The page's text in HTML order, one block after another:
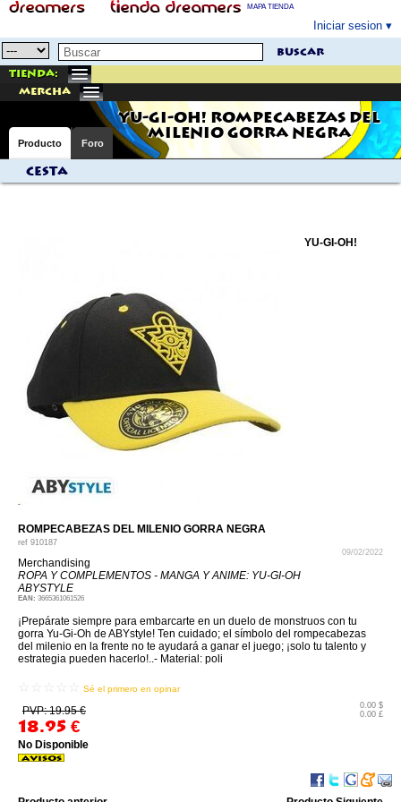
MAPA TIENDA
Iniciar sesion
buscar
Tienda:
mercha
YU-GI-OH! ROMPECABEZAS DEL
MILENIO GORRA NEGRA
Producto Foro
Cesta
YU-GI-OH!
ROMPECABEZAS DEL MILENIO GORRA NEGRA
ref 910187
09/02/2022
Merchandising
ROPA Y COMPLEMENTOS - MANGA Y ANIME: YU-GI-OH
ABYSTYLE
EAN: 3665361061526
¡Prepárate siempre para embarcarte en un duelo de monstruos con tu
gorra Yu-Gi-Oh de ABYstyle! Ten cuidado; el símbolo del rompecabezas
del milenio en la frente no te ayudará a ganar el juego; ¡solo tu talento y
estrategia pueden hacerlo!..- Material: poli
Sé el primero en opinar
PVP: 19.95 €
18.95 €
0.00 $
0.00 £
No Disponible